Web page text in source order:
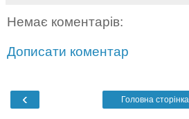
Немає коментарів:
Дописати коментар
‹ Головна сторінка